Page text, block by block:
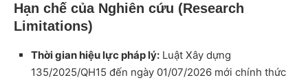
Hạn chế của Nghiên cứu (Research
Limitations)
Thời gian hiệu lực pháp lý: Luật Xây dựng
135/2025/QH15 đến ngày 01/07/2026 mới chính thức